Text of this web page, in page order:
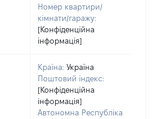
Номер квартири/
кімнати/гаражу:
[Конфіденційна
інформація]
Країна: Україна
Поштовий індекс:
[Конфіденційна
інформація]
Автономна Республіка